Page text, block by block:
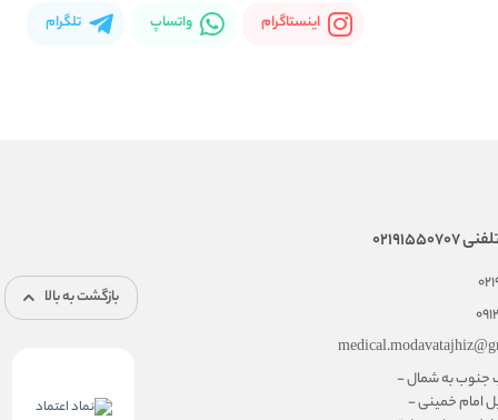
اینستاگرام واتساپ تلگرام
جنوب به شمال -
امام خمینی -
بازگشت به بالا